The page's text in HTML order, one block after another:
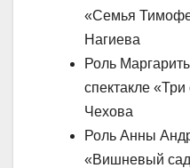
«Семья
Нагиева
Роль
спектакле
Чехова
Роль Анны
«Вишневый